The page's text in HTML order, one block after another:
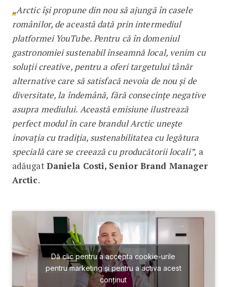
„Arctic își propune din nou să ajungă în casele
românilor, de această dată prin intermediul
platformei YouTube. Pentru că în domeniul
gastronomiei sustenabil înseamnă local, venim cu
soluții creative, pentru a oferi targetului tânăr
alternative care să satisfacă nevoia de nou și de
diversitate, la îndemână, fără consecințe negative
asupra mediului. Această emisiune ilustrează
perfect modul în care brandul Arctic unește
inovația cu tradiția, sustenabilitatea cu legătura
specială care se creează cu producătorii locali”, a
adăugatDaniela Costi, Senior Brand Manager
Arctic.
Dă clic pentru a accepta cookie-urile
pentru marketing și pentru a activa acest
conținut